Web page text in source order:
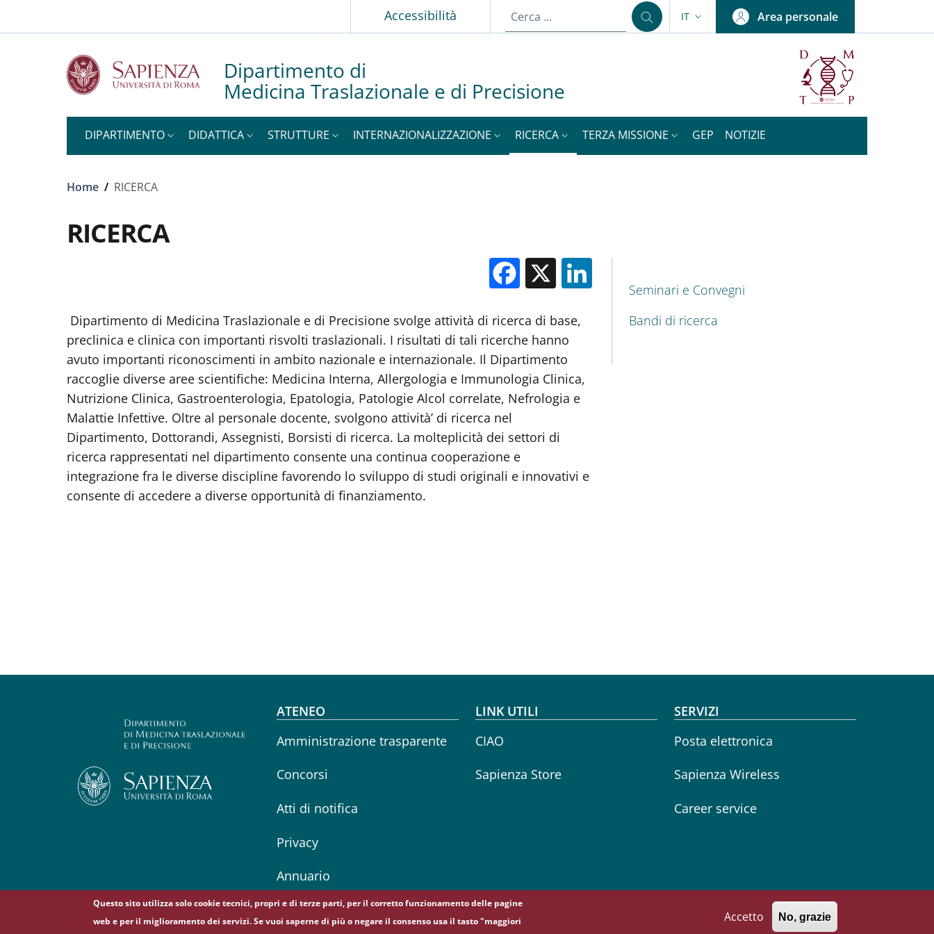
Accessibilità SELETTORE LINGUA: CURRENT LANGUAGE
IT Area personale
Dipartimento di
Medicina Traslazionale e di Precisione
DIPARTIMENTO DIDATTICA STRUTTURE INTERNAZIONALIZZAZIONE RICERCA TERZA MISSIONE GEP NOTIZIE
Briciole di pane
Home / RICERCA
RICERCA
Facebook
X
Dipartimento di Medicina Traslazionale e di Precisione svolge attività di ricerca di base,
preclinica e clinica con importanti risvolti traslazionali. I risultati di tali ricerche hanno
avuto importanti riconoscimenti in ambito nazionale e internazionale. Il Dipartimento
raccoglie diverse aree scientifiche: Medicina Interna, Allergologia e Immunologia Clinica,
Nutrizione Clinica, Gastroenterologia, Epatologia, Patologie Alcol correlate, Nefrologia e
Malattie Infettive. Oltre al personale docente, svolgono attività’ di ricerca nel
Dipartimento, Dottorandi, Assegnisti, Borsisti di ricerca. La molteplicità dei settori di
ricerca rappresentati nel dipartimento consente una continua cooperazione e
integrazione fra le diverse discipline favorendo lo sviluppo di studi originali e innovativi e
consente di accedere a diverse opportunità di finanziamento.
MENU CEV SECOND NAVIGATION
Seminari e Convegni
Bandi di ricerca
Footer menu
ATENEO
Amministrazione trasparente
Concorsi
Atti di notifica
Privacy
Annuario
LINK UTILI
CIAO
Sapienza Store
SERVIZI
Posta elettronica
Sapienza Wireless
Career service
Questo sito utilizza solo cookie tecnici, propri e di terze parti, per il corretto funzionamento delle pagine
web e per il miglioramento dei servizi. Se vuoi saperne di più o negare il consenso usa il tasto "maggiori
Accetto No, grazie